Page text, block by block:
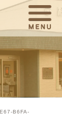
B6FA-